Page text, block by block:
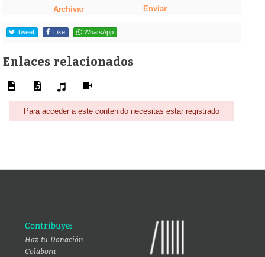
Archivar Enviar
Tweet Like WhatsApp
Enlaces relacionados
Para acceder a este contenido necesitas estar registrado
Contribuye:
Haz tu Donación
Colabora